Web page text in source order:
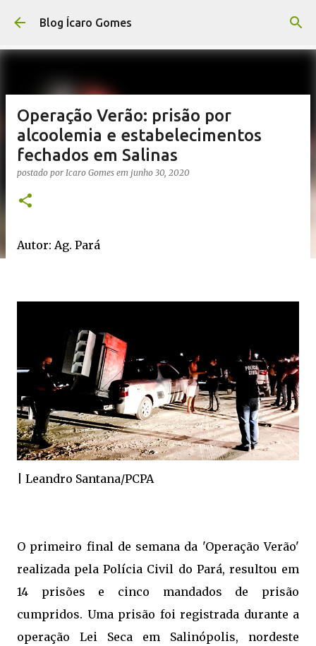
Pular para o conteúdo principal
Blog Ícaro Gomes
Operação Verão: prisão por
alcoolemia e estabelecimentos
fechados em Salinas
postado por Icaro Gomes em junho 30, 2020
Autor: Ag. Pará
| Leandro Santana/PCPA
O primeiro final de semana da 'Operação Verão'
realizada pela Polícia Civil do Pará, resultou em
14 prisões e cinco mandados de prisão
cumpridos. Uma prisão foi registrada durante a
operação Lei Seca em Salinópolis, nordeste